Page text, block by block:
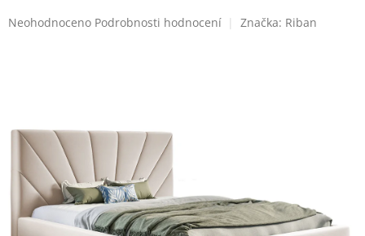
Průměrné
hvězdiček.
Neohodnoceno Podrobnosti hodnocení Značka: Riban